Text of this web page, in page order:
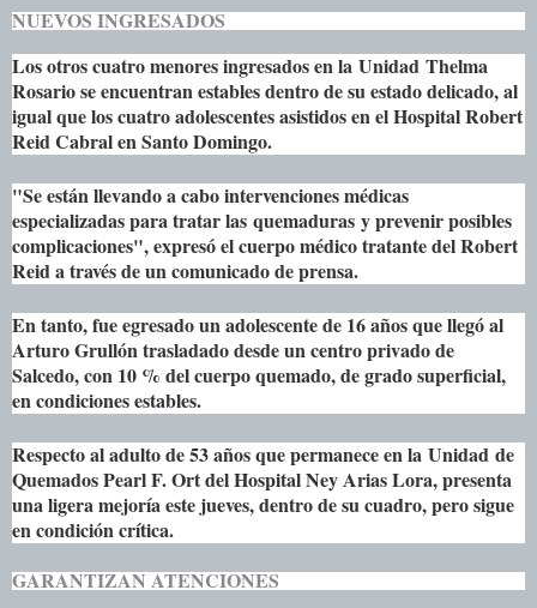
NUEVOS INGRESADOS
Los otros cuatro menores ingresados en la Unidad Thelma
Rosario se encuentran estables dentro de su estado delicado, al
igual que los cuatro adolescentes asistidos en el Hospital Robert
Reid Cabral en Santo Domingo.
"Se están llevando a cabo intervenciones médicas
especializadas para tratar las quemaduras y prevenir posibles
complicaciones", expresó el cuerpo médico tratante del Robert
Reid a través de un comunicado de prensa.
En tanto, fue egresado un adolescente de 16 años que llegó al
Arturo Grullón trasladado desde un centro privado de
Salcedo, con 10 % del cuerpo quemado, de grado superficial,
en condiciones estables.
Respecto al adulto de 53 años que permanece en la Unidad de
Quemados Pearl F. Ort del Hospital Ney Arias Lora, presenta
una ligera mejoría este jueves, dentro de su cuadro, pero sigue
en condición crítica.
GARANTIZAN ATENCIONES